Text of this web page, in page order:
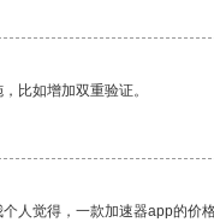
比如增加双重验证。
人觉得，一款加速器app的价